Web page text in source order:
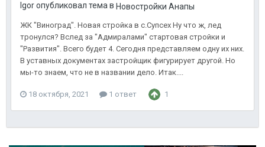
Igor опубликовал тема в Новостройки Анапы
ЖК "Виноград". Новая стройка в с.Супсех Ну что ж, лед
тронулся? Вслед за "Адмиралами" стартовая стройки и
"Развития". Всего будет 4. Сегодня представляем одну их них.
В уставных документах застройщик фигурирует другой. Но
мы-то знаем, что не в названии дело. Итак....
18 октября, 2021 1 ответ 1